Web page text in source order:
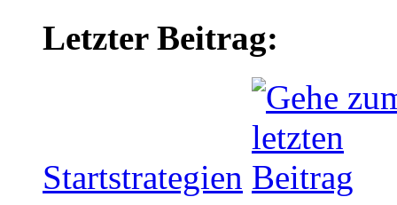
Letzter Beitrag:
Startstrategien